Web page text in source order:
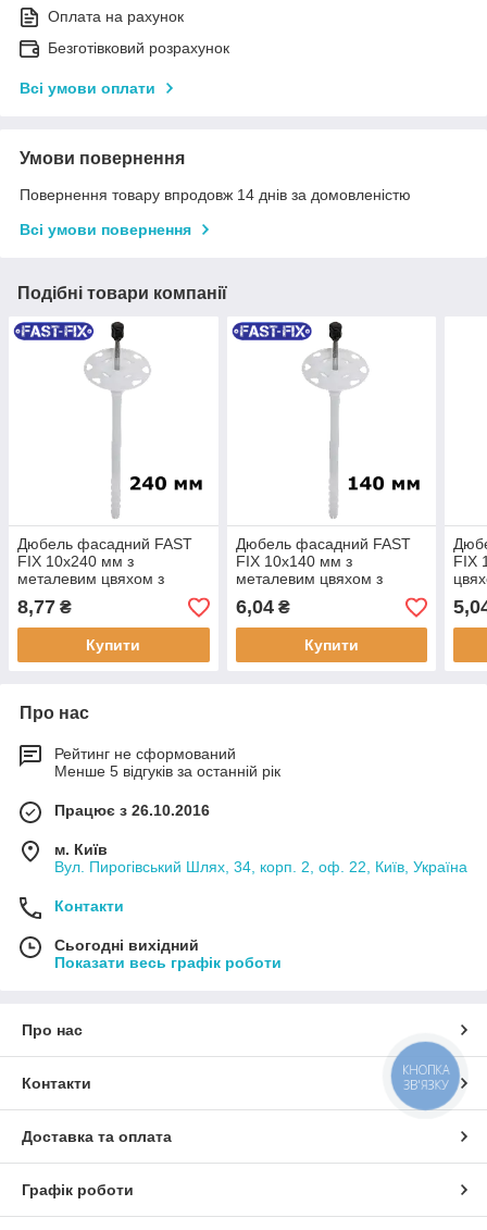
Оплата на рахунок
Безготівковий розрахунок
Всі умови оплати
Умови повернення
Повернення товару впродовж 14 днів за домовленістю
Всі умови повернення
Подібні товари компанії
Дюбель фасадний FAST
FIX 10x240 мм з
металевим цвяхом з
термічною головою для
кріплення теплоізоляції
8,77 ₴
Купити
Дюбель фасадний FAST
FIX 10x140 мм з
металевим цвяхом з
термічною головою для
кріплення теплоізоляції
6,04₴
Купити
FIX
Про нас
Рейтинг не сформований
Менше 5 відгуків за останній рік
Працює з 26.10.2016
м. Київ
Вул. Пирогівський Шлях, 34, корп. 2, оф. 22, Київ, Україна
Контакти
Сьогодні вихідний
Показати весь графік роботи
Про нас
Контакти
Доставка та оплата
Графік роботи
КНОПКА
ЗВ'ЯЗКУ